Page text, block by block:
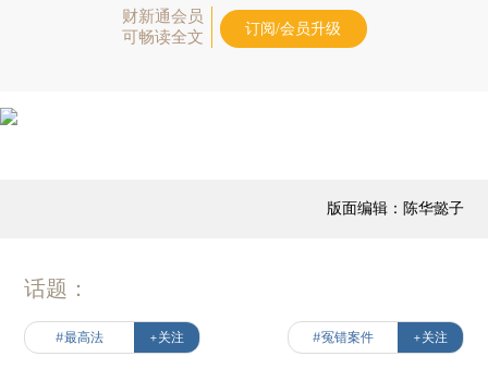
财新通会员
可畅读全文
订阅/会员升级
版面编辑：陈华懿子
话题：
#最高法 +关注 #冤错案件 +关注